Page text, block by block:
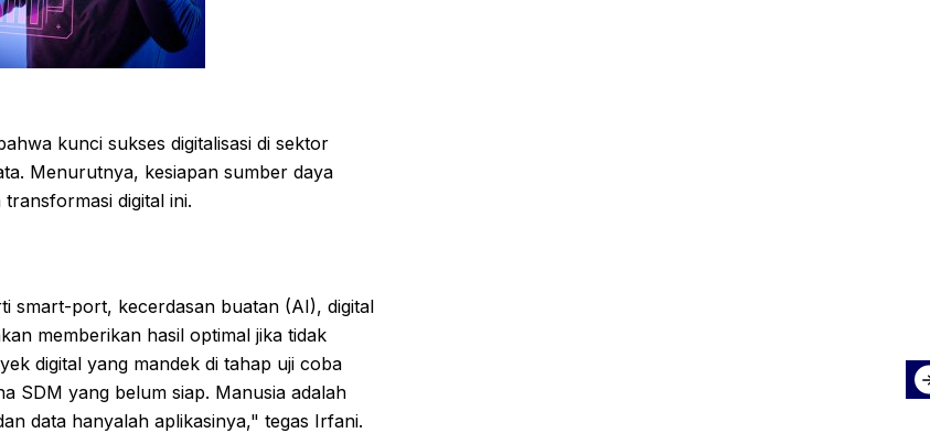
kunci sukses digitalisasi di sektor
Menurutnya, kesiapan sumber daya
digital ini.
smart-port, kecerdasan buatan (AI), digital
memberikan hasil optimal jika tidak
digital yang mandek di tahap uji coba
SDM yang belum siap. Manusia adalah
data hanyalah aplikasinya," tegas Irfani.